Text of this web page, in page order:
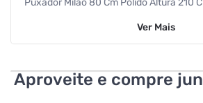
Puxador Milão 80 Cm Polido Altura 210
Ver Mais
Aproveite e compre